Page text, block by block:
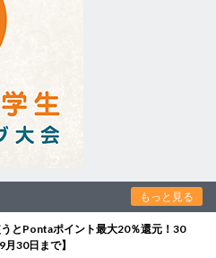
もっと見る
とPontaポイント最大20％還元！30
30日まで】